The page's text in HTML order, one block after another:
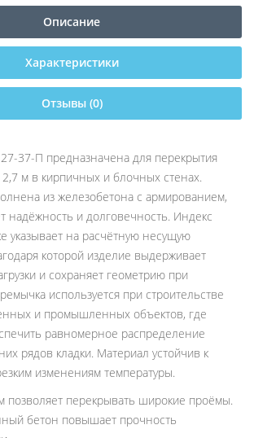
Описание
Характеристики
Отзывы (0)
37-П предназначена для перекрытия
м в кирпичных и блочных стенах.
из железобетона с армированием,
надёжность и долговечность. Индекс
указывает на расчётную несущую
которой изделие выдерживает
и сохраняет геометрию при
используется при строительстве
и промышленных объектов, где
равномерное распределение
рядов кладки. Материал устойчив к
изменениям температуры.
позволяет перекрывать широкие проёмы.
бетон повышает прочность